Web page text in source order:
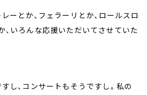
ーとか、フェラーリとか、ロールスロ
、いろんな応援いただいてさせていた
し、コンサートもそうですし。私の